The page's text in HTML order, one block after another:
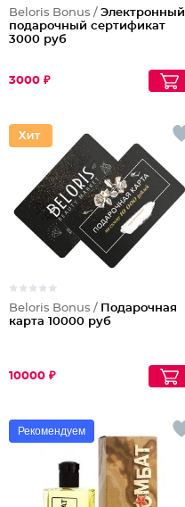
Beloris Bonus / Электронный
подарочный сертификат
3000 руб
3000 ₽
Beloris Bonus / Подарочная
карта 10000 руб
10000 ₽
Рекомендуем